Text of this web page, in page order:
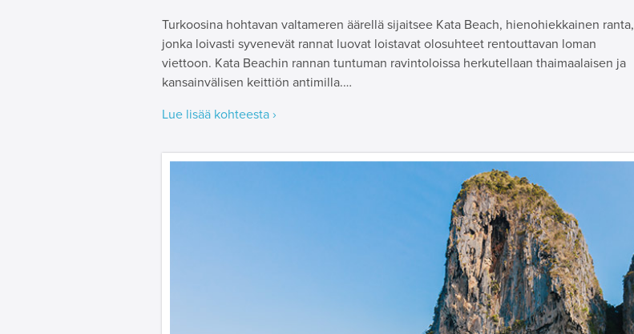
Turkoosina hohtavan valtameren äärellä sijaitsee Kata Beach, hienohiekkainen ranta,
jonka loivasti syvenevät rannat luovat loistavat olosuhteet rentouttavan loman
viettoon. Kata Beachin rannan tuntuman ravintoloissa herkutellaan thaimaalaisen ja
kansainvälisen keittiön antimilla.…
Lue lisää kohteesta ›